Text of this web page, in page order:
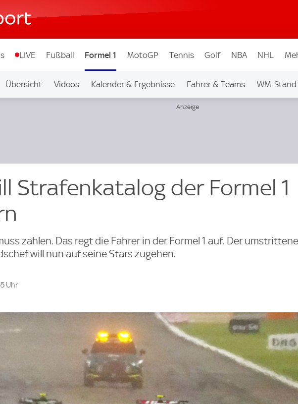
LIVE Fußball Formel 1 MotoGP Tennis Golf NBA NHL
Übersicht Videos Kalender & Ergebnisse Fahrer & Teams WM-Stand
Strafenkatalog der Formel 1
zahlen. Das regt die Fahrer in der Formel 1 auf. Der umstrittene
will nun auf seine Stars zugehen.
Uhr